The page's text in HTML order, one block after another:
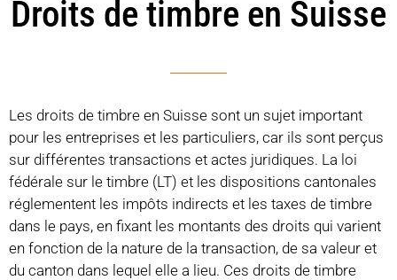
Droits de timbre en Suisse
Les droits de timbre en Suisse sont un sujet important
pour les entreprises et les particuliers, car ils sont perçus
sur différentes transactions et actes juridiques. La loi
fédérale sur le timbre (LT) et les dispositions cantonales
réglementent les impôts indirects et les taxes de timbre
dans le pays, en fixant les montants des droits qui varient
en fonction de la nature de la transaction, de sa valeur et
du canton dans lequel elle a lieu. Ces droits de timbre